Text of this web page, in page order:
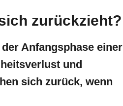
zurückzieht?
Anfangsphase einer
und
sich zurück, wenn